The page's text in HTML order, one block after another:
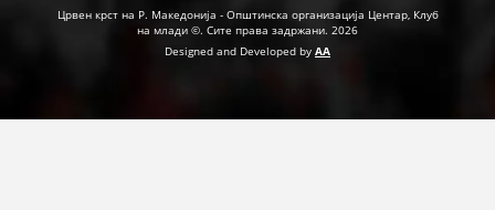
КРВОДАРИТЕЛСТВО
МЕНАЏМЕНТ НА ВОЛОНТЕРИ
Црвен крст на Р. Македонија - Општинска организација Центар, Клуб
на млади ©. Сите права задржани. 2026
Designed and Developed by AA